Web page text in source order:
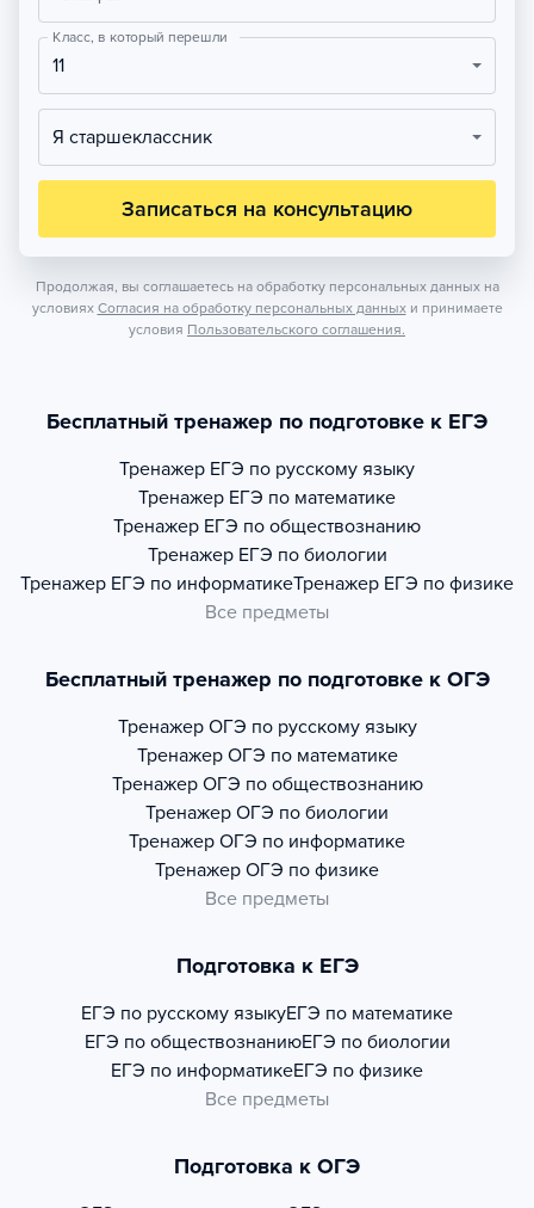
Класс, в который перешли
11
Я старшеклассник
Записаться на консультацию
Продолжая, вы соглашаетесь на обработку персональных данных на
условиях Согласия на обработку персональных данных и принимаете
условия Пользовательского соглашения.
Бесплатный тренажер по подготовке к ЕГЭ
Тренажер ЕГЭ по русскому языку
Тренажер ЕГЭ по математике
Тренажер ЕГЭ по обществознанию
Тренажер ЕГЭ по биологии
Тренажер ЕГЭ по информатикеТренажер ЕГЭ по физике
Все предметы
Бесплатный тренажер по подготовке к ОГЭ
Тренажер ОГЭ по русскому языку
Тренажер ОГЭ по математике
Тренажер ОГЭ по обществознанию
Тренажер ОГЭ по биологии
Тренажер ОГЭ по информатике
Тренажер ОГЭ по физике
Все предметы
Подготовка к ЕГЭ
ЕГЭ по русскому языкуЕГЭ по математике
ЕГЭ по обществознаниюЕГЭ по биологии
ЕГЭ по информатикеЕГЭ по физике
Все предметы
Подготовка к ОГЭ